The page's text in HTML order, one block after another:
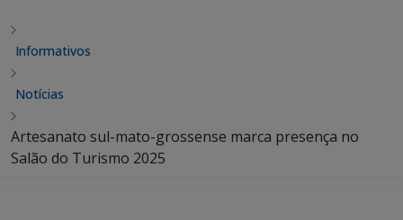
Informativos
Notícias
Artesanato sul-mato-grossense marca presença no
Salão do Turismo 2025